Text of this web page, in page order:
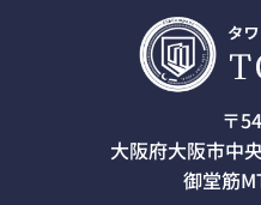
〒
大阪府大阪市中
御堂筋